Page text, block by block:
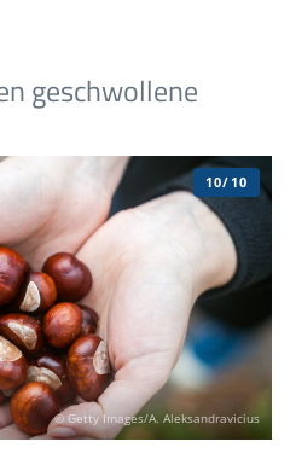
geschwollene
© Getty Images/A. Aleksandravicius
10/10